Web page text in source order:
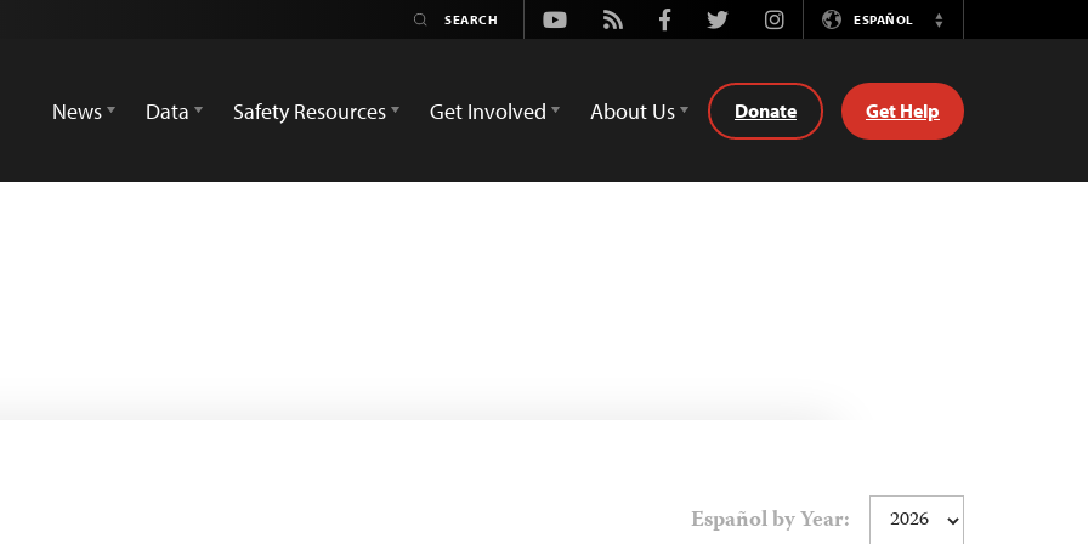
Youtube
Rss FacebookTwitterInstagramESPAÑOL
Switch
News
Data Safety Resources Get Involved About Us Donate Get Help
Español by Year: